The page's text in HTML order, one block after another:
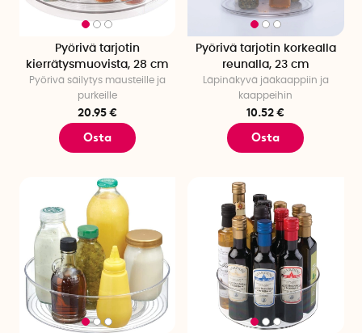
Pyörivä tarjotin
kierrätysmuovista, 28 cm
Pyörivä säilytys mausteille ja
purkeille
20.95 €
Osta
Pyörivä tarjotin korkealla
reunalla, 23 cm
Läpinäkyvä jääkaappiin ja
kaappeihin
10.52 €
Osta